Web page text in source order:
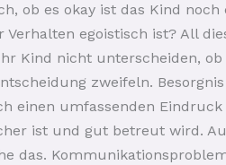
ob es okay ist das Kind
Verhalten egoistisch ist? All
Kind nicht unterscheiden,
zweifeln.
einen umfassenden
ist und gut betreut wird.
das.